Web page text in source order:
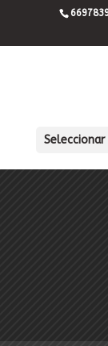
Seleccionar